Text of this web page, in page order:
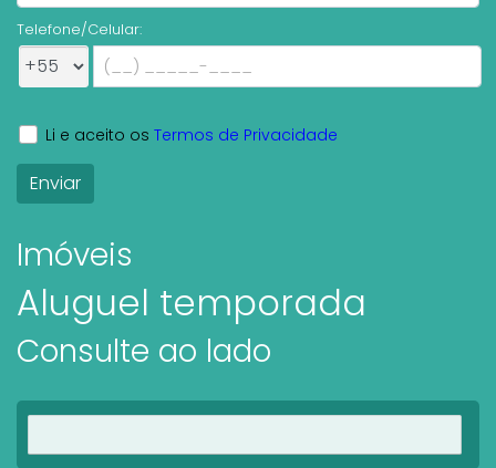
Telefone/Celular:
Li e aceito os Termos de Privacidade
Imóveis
Aluguel temporada
Consulte ao lado